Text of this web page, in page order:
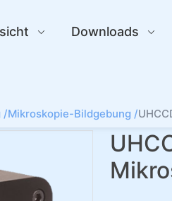
Downloads
/Mikroskopie-Bildgebung /